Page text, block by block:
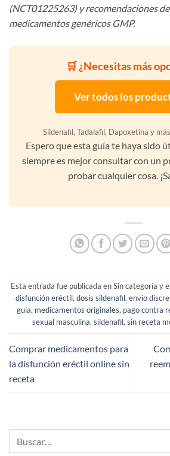
(NCT01225263) y recomendaciones
medicamentos genéricos GMP.
🛒 ¿Necesitas más
Ver todos los
Sildenafil, Tadalafil, Dapoxetina y
Espero que esta guía te haya sido
siempre es mejor consultar con un
probar cualquier cosa.
Esta entrada fue publicada en Sin categoría y
disfunción eréctil,dosis sildenafil,envío
guia, medicamentos originales, pago contra
sexual masculina,sildenafil,sin receta
Comprar medicamentos para
la disfunción eréctil online sin
receta